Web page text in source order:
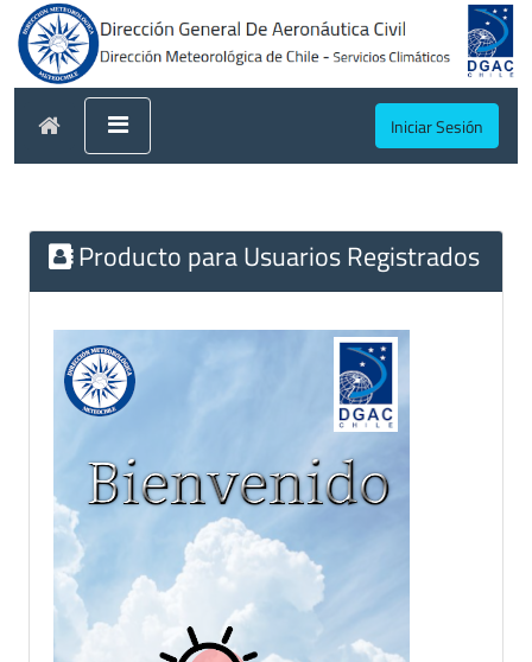
Iniciar Sesión
Producto para Usuarios Registrados